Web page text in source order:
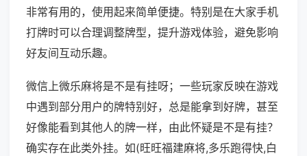
非常有用的，使用起来简单便捷。特别是在大家手机
打牌时可以合理调整牌型，提升游戏体验，避免影响
好友间互动乐趣。
微信上微乐麻将是不是有挂呀；一些玩家反映在游戏
中遇到部分用户的牌特别好，总是能拿到好牌，甚至
好像能看到其他人的牌一样，由此怀疑是不是有挂？
确实存在此类外挂。如(旺旺福建麻将,多乐跑得快,白